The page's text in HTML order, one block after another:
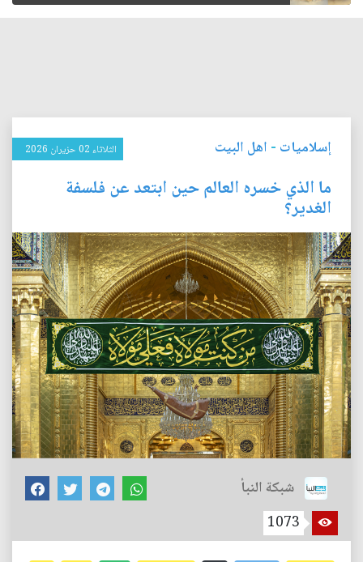
إسلاميات - اهل البيت الثلاثاء 02 حزيران 2026
ما الذي خسره العالم حين ابتعد عن فلسفة
الغدير؟
شبكة النبأ
1073